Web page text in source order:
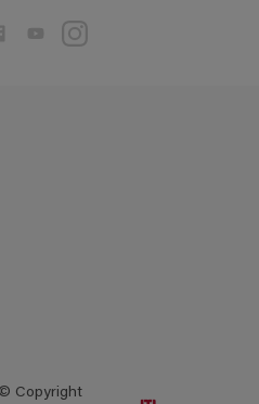
Copyright